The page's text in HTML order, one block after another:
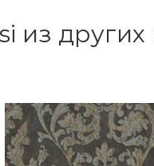
из других